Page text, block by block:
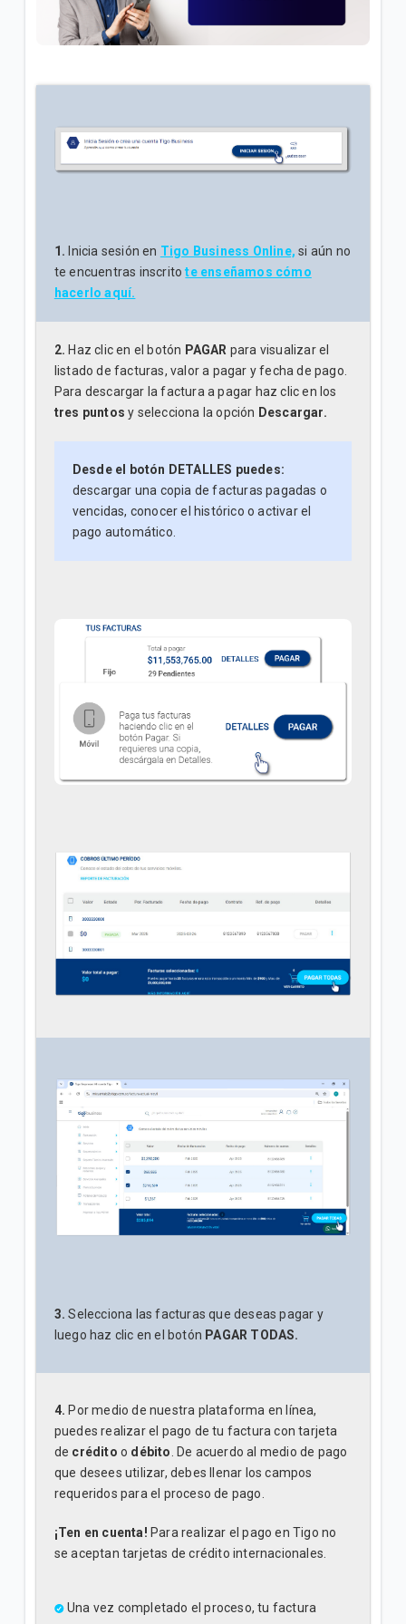
¿Cuál es el número de cuenta de la factura Tigo? |
Empresas
Explicación del Detalle de consumos en su factura
¿Cómo hacer reposición de SIM en Tigo Business
Online? | Empresas
1. Inicia sesión en Tigo Business Online, si aún no
te encuentras inscrito te enseñamos cómo
hacerlo aquí.
2. Haz clic en el botón PAGAR para visualizar el
listado de facturas, valor a pagar y fecha de pago.
Para descargar la factura a pagar haz clic en los
tres puntos y selecciona la opción Descargar.
Desde el botón DETALLES puedes:
descargar una copia de facturas pagadas o
vencidas, conocer el histórico o activar el
pago automático.
3. Selecciona las facturas que deseas pagar y
luego haz clic en el botón PAGAR TODAS.
4. Por medio de nuestra plataforma en línea,
puedes realizar el pago de tu factura con tarjeta
de crédito o débito. De acuerdo al medio de pago
que desees utilizar, debes llenar los campos
requeridos para el proceso de pago.
¡Ten en cuenta! Para realizar el pago en Tigo no
se aceptan tarjetas de crédito internacionales.
Una vez completado el proceso, tu factura